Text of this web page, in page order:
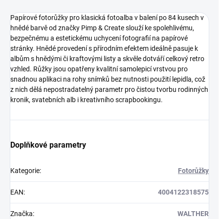
Papírové fotorůžky pro klasická fotoalba v balení po 84 kusech v
hnědé barvě od značky Pimp & Create slouží ke spolehlivému,
bezpečnému a estetickému uchycení fotografií na papírové
stránky. Hnědé provedení s přírodním efektem ideálně pasuje k
albům s hnědými či kraftovými listy a skvěle dotváří celkový retro
vzhled. Růžky jsou opatřeny kvalitní samolepicí vrstvou pro
snadnou aplikaci na rohy snímků bez nutnosti použití lepidla, což
z nich dělá nepostradatelný parametr pro čistou tvorbu rodinných
kronik, svatebních alb i kreativního scrapbookingu.
Doplňkové parametry
Kategorie: Fotorůžky
EAN: 4004122318575
Značka: WALTHER